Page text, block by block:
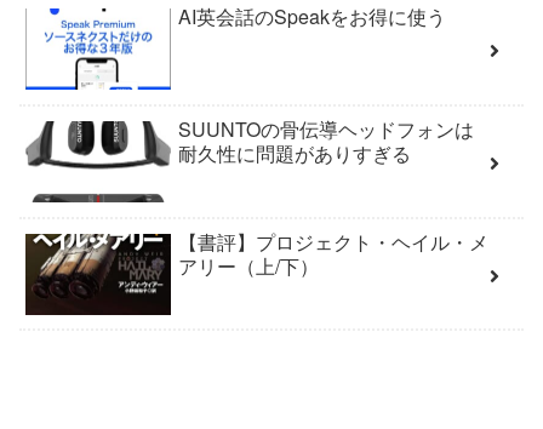
AI英会話のSpeakをお得に使う
SUUNTOの骨伝導ヘッドフォンは
耐久性に問題がありすぎる
【書評】プロジェクト・ヘイル・メ
アリー（上/下）